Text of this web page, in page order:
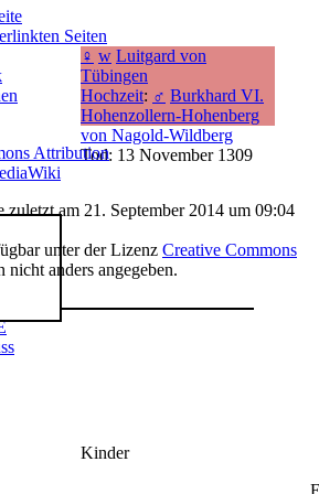
♀ w Luitgard von
Tübingen
Hochzeit: ♂ Burkhard VI.
Hohenzollern-Hohenberg
von Nagold-Wildberg
Tod: 13 November 1309
Kinder
Seiten
zuletzt am 21. September 2014 um 09:04
unter der Lizenz Creative Commons
nicht anders angegeben.